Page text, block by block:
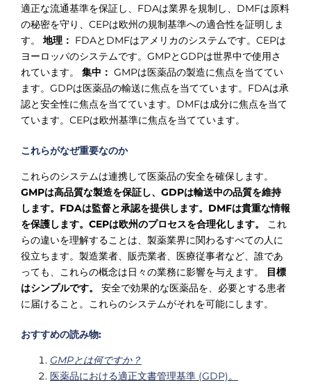
適正な流通基準を保証し、FDAは業界を規制し、DMFは原料
の秘密を守り、CEPは欧州の規制基準への適合性を証明しま
す。 地理： FDAとDMFはアメリカのシステムです。CEPは
ヨーロッパのシステムです。GMPとGDPは世界中で使用さ
れています。 集中： GMPは医薬品の製造に焦点を当ててい
ます。GDPは医薬品の輸送に焦点を当てています。FDAは承
認と安全性に焦点を当てています。DMFは成分に焦点を当て
ています。CEPは欧州基準に焦点を当てています。
これらがなぜ重要なのか
これらのシステムは連携して医薬品の安全を確保します。
GMPは高品質な製造を保証し、GDPは輸送中の品質を維持
します。FDAは監督と承認を提供します。DMFは貴重な情報
を保護します。CEPは欧州のプロセスを合理化します。
これ
らの違いを理解することは、製薬業界に関わるすべての人に
役立ちます。製造業者、販売業者、医療従事者など、誰であ
っても、これらの概念は日々の業務に影響を与えます。
目標
はシンプルです。
安全で効果的な医薬品を、必要とする患者
に届けること。これらのシステムがそれを可能にします。
おすすめの読み物:
GMPとは何ですか？
医薬品における適正文書管理基準 (GDP)。